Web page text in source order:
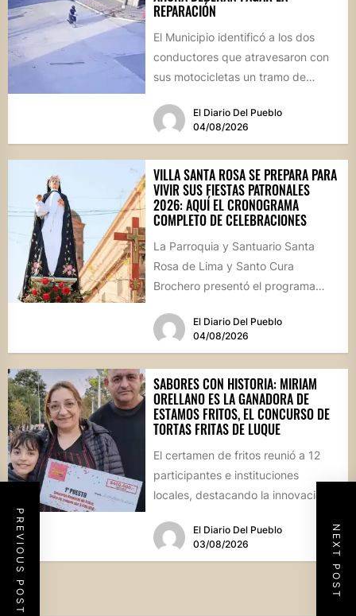
PREVIOUS POST NEXT POST
REPARACIÓN
El Municipio identificó a los dos
conductores que atravesaron con
sus motocicletas un tramo de
calle...
El Diario Del Pueblo
04/08/2026
VILLA SANTA ROSA SE PREPARA PARA
VIVIR SUS FIESTAS PATRONALES
2026: AQUÍ EL CRONOGRAMA
COMPLETO DE CELEBRACIONES
La Parroquia y Santuario Santa
Rosa de Lima y Santo Cura
Brochero presentó el programa
El Diario Del Pueblo
04/08/2026
SABORES CON HISTORIA: MIRIAM
ORELLANO ES LA GANADORA DE
ESTAMOS FRITOS, EL CONCURSO DE
TORTAS FRITAS DE LUQUE
El certamen de fritos reunió a 12
participantes e instituciones
locales, destacando la innovación
El Diario Del Pueblo
03/08/2026